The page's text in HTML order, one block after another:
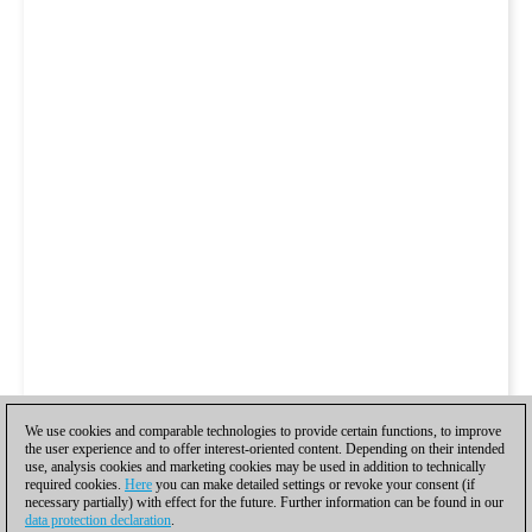
We use cookies and comparable technologies to provide certain functions, to improve
the user experience and to offer interest-oriented content. Depending on their intended
use, analysis cookies and marketing cookies may be used in addition to technically
required cookies. Here you can make detailed settings or revoke your consent (if
necessary partially) with effect for the future. Further information can be found in our
data protection declaration.